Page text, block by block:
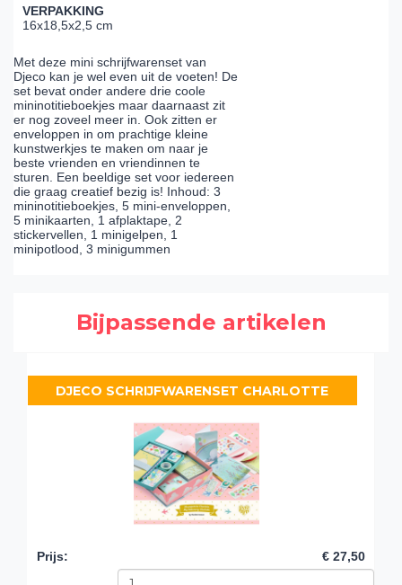
VERPAKKING
16x18,5x2,5 cm
Met deze mini schrijfwarenset van
Djeco kan je wel even uit de voeten! De
set bevat onder andere drie coole
mininotitieboekjes maar daarnaast zit
er nog zoveel meer in. Ook zitten er
enveloppen in om prachtige kleine
kunstwerkjes te maken om naar je
beste vrienden en vriendinnen te
sturen. Een beeldige set voor iedereen
die graag creatief bezig is! Inhoud: 3
mininotitieboekjes, 5 mini-enveloppen,
5 minikaarten, 1 afplaktape, 2
stickervellen, 1 minigelpen, 1
minipotlood, 3 minigummen
Bijpassende artikelen
DJECO SCHRIJFWARENSET CHARLOTTE
Prijs: € 27,50